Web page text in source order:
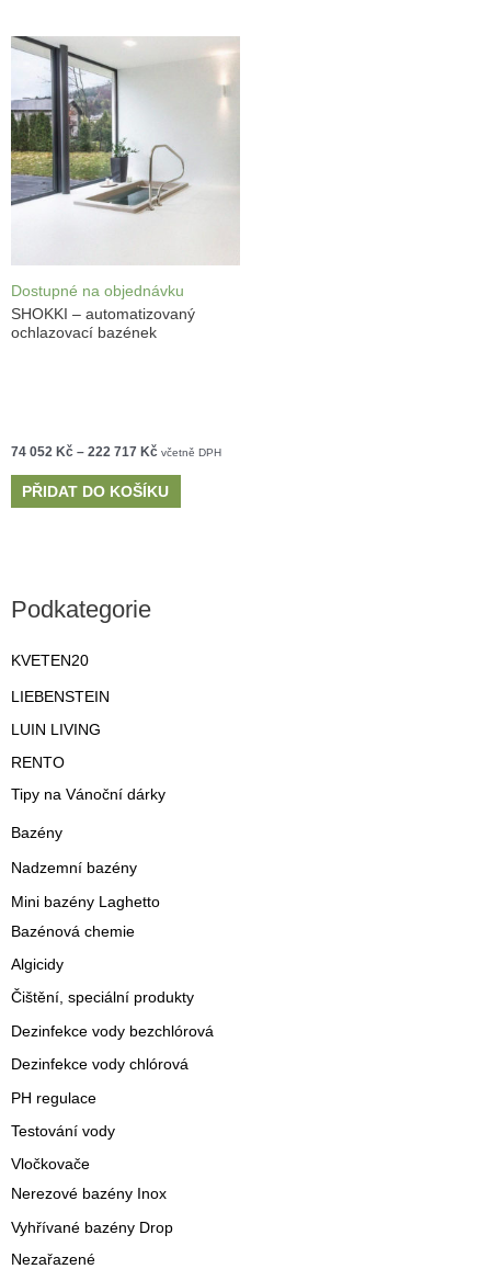
Podkategorie
KVETEN20
LIEBENSTEIN
LUIN LIVING
RENTO
Tipy na Vánoční dárky
Bazény
Nadzemní bazény
Mini bazény Laghetto
Bazénová chemie
Algicidy
Čištění, speciální produkty
Dezinfekce vody bezchlórová
Dezinfekce vody chlórová
PH regulace
Testování vody
Vločkovače
Nerezové bazény Inox
Vyhřívané bazény Drop
Nezařazené
Dostupné na objednávku
SHOKKI – automatizovaný
ochlazovací bazének
74 052 Kč – 222 717 Kč včetně DPH
PŘIDAT DO KOŠÍKU